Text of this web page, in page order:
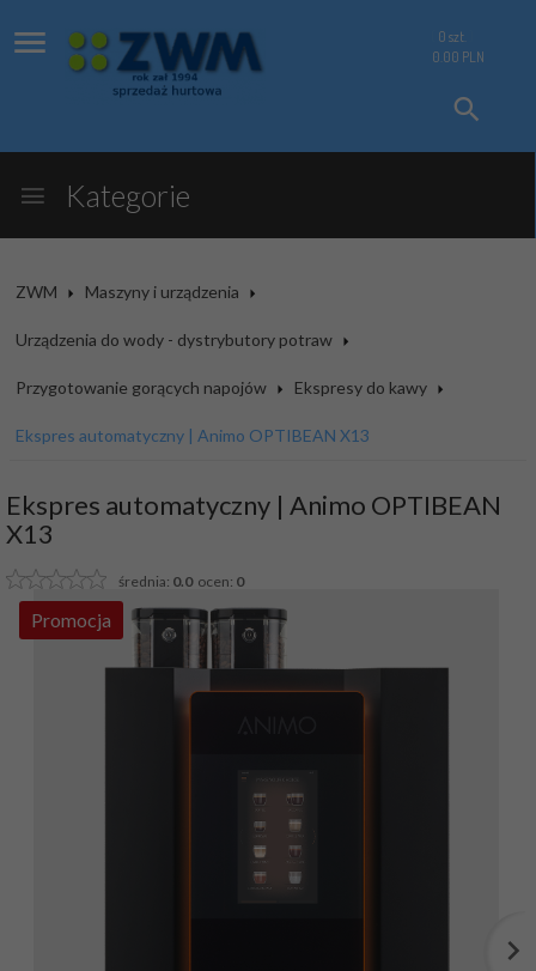
0 szt.
0.00 PLN
Kategorie
ZWM Maszyny i urządzenia
Urządzenia do wody - dystrybutory potraw
Przygotowanie gorących napojów Ekspresy do kawy
Ekspres automatyczny | Animo OPTIBEAN X13
Ekspres automatyczny | Animo OPTIBEAN
X13
średnia: 0.0ocen: 0
Promocja